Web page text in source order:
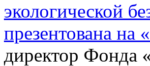
экологической
презентована на
директор Фонда